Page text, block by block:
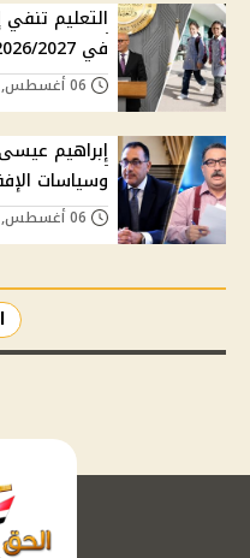
التعليم
في 2026/2027 وتوضح نظام الحضور
إبراهيم
وسياسات